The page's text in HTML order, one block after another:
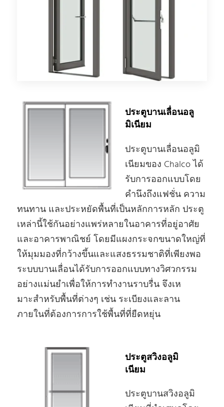
ประตูบานเลื่อนอลู
มิเนียม
ประตูบานเลื่อนอลูมิ
เนียมของ Chalco ได้
รับการออกแบบโดย
คํานึงถึงแฟชั่น ความ
ทนทาน และประหยัดพื้นที่เป็นหลักการหลัก ประตู
เหล่านี้ใช้กันอย่างแพร่หลายในอาคารที่อยู่อาศัย
และอาคารพาณิชย์ โดยมีแผงกระจกขนาดใหญ่ที่
ให้มุมมองที่กว้างขึ้นและแสงธรรมชาติที่เพียงพอ
ระบบบานเลื่อนได้รับการออกแบบทางวิศวกรรม
อย่างแม่นยําเพื่อให้การทํางานราบรื่น จึงเห
มาะสําหรับพื้นที่ต่างๆ เช่น ระเบียงและลาน
ภายในที่ต้องการการใช้พื้นที่ที่ยืดหยุ่น
ประตูสวิงอลูมิ
เนียม
ประตูบานสวิงอลูมิ